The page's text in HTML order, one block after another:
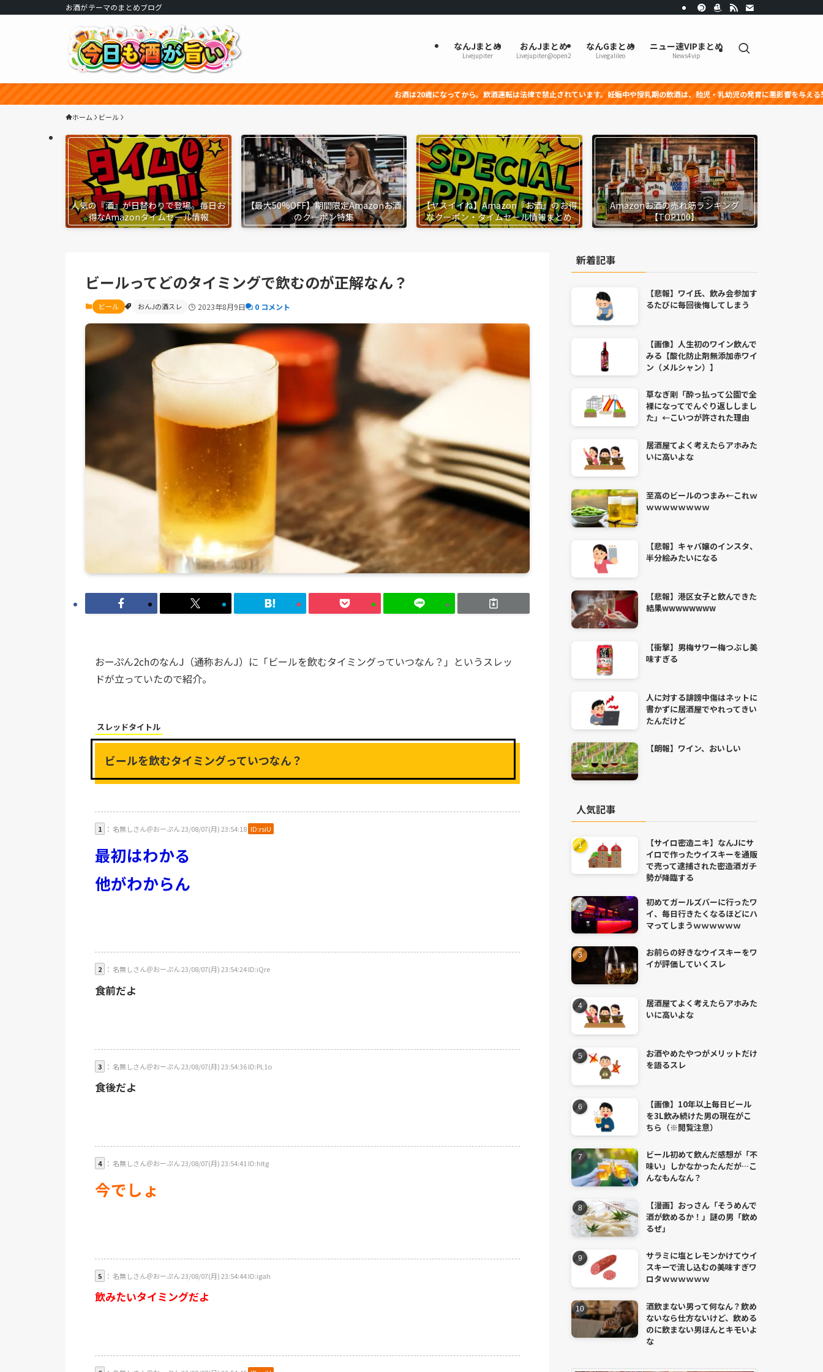
お酒がテーマのまとめブログ
なんJまとめ
Livejupiter
おんJまとめ
Livejupiter@open2
なんGまとめ
Livegalileo
ニュー速VIPまとめ
News4vip
お酒は20歳になってから。飲酒運転は法律で禁止されています。妊娠中や授乳期の飲酒は、胎児・乳幼児の発育に悪影響を与える恐れがあります。
ホーム ビール
人気の『酒』が日替わりで登場。毎日お
得なAmazonタイムセール情報
【最大50%OFF】期間限定Amazonお酒
のクーポン特集
【ヤスイイね】Amazon『お酒』のお得
なクーポン・タイムセール情報まとめ
Amazonお酒の売れ筋ランキング
【TOP100】
ビールってどのタイミングで飲むのが正解なん？
ビール おんJの酒スレ 2023年8月9日 0 コメント
おーぷん2chのなんJ（通称おんJ）に「ビールを飲むタイミングっていつなん？」というスレッ
ドが立っていたので紹介。
スレッドタイトル
ビールを飲むタイミングっていつなん？
1 ： 名無しさん＠おーぷん 23/08/07(月) 23:54:18 ID:rsiU
最初はわかる
他がわからん
2 ： 名無しさん＠おーぷん 23/08/07(月) 23:54:24 ID:iQre
食前だよ
3 ： 名無しさん＠おーぷん 23/08/07(月) 23:54:36 ID:PL1o
食後だよ
4 ： 名無しさん＠おーぷん 23/08/07(月) 23:54:41 ID:hltg
今でしょ
5 ： 名無しさん＠おーぷん 23/08/07(月) 23:54:44 ID:igah
飲みたいタイミングだよ
新着記事
【悲報】ワイ氏、飲み会参加す
るたびに毎回後悔してしまう
【画像】人生初のワイン飲んで
みる【酸化防止剤無添加赤ワイ
ン（メルシャン）】
草なぎ剛「酔っ払って公園で全
裸になってでんぐり返ししまし
た」←こいつが許された理由
居酒屋てよく考えたらアホみた
いに高いよな
至高のビールのつまみ←これｗ
ｗｗｗｗｗｗｗｗ
【悲報】キャバ嬢のインスタ、
半分絵みたいになる
【悲報】港区女子と飲んできた
結果wwwwwwww
【衝撃】男梅サワー梅つぶし美
味すぎる
人に対する誹謗中傷はネットに
書かずに居酒屋でやれってきい
たんだけど
【朗報】ワイン、おいしい
人気記事
【サイロ密造ニキ】なんJにサ
イロで作ったウイスキーを通販
で売って逮捕された密造酒ガチ
勢が降臨する
初めてガールズバーに行ったワ
イ、毎日行きたくなるほどにハ
マってしまうｗｗｗｗｗｗ
お前らの好きなウイスキーをワ
イが評価していくスレ
居酒屋てよく考えたらアホみた
いに高いよな
お酒やめたやつがメリットだけ
を語るスレ
【画像】10年以上毎日ビール
を3L飲み続けた男の現在がこ
ちら（※閲覧注意）
ビール初めて飲んだ感想が「不
味い」しかなかったんだが…こ
んなもんなん？
【漫画】おっさん「そうめんで
酒が飲めるか！」謎の男「飲め
るぜ」
サラミに塩とレモンかけてウイ
スキーで流し込むの美味すぎワ
ロタｗｗｗｗｗｗ
酒飲まない男って何なん？飲め
ないなら仕方ないけど、飲める
のに飲まない男ほんとキモいよ
な